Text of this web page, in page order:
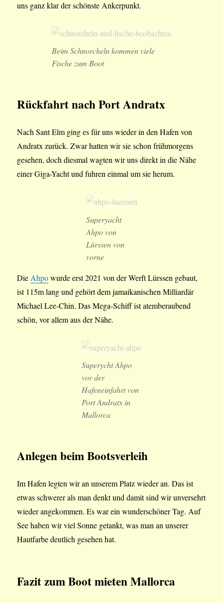
uns ganz klar der schönste Ankerpunkt.
Beim Schnorcheln kommen viele
Fische zum Boot
Rückfahrt nach Port Andratx
Nach Sant Elm ging es für uns wieder in den Hafen von
Andratx zurück. Zwar hatten wir sie schon frühmorgens
gesehen, doch diesmal wagten wir uns direkt in die Nähe
einer Giga-Yacht und fuhren einmal um sie herum.
Superyacht
Ahpo von
Lürssen von
vorne
Die Ahpowurde erst 2021 von der Werft Lürssen gebaut,
ist 115m lang und gehört dem jamaikanischen Milliardär
Michael Lee-Chin. Das Mega-Schiff ist atemberaubend
schön, vor allem aus der Nähe.
Superycht Ahpo
vor der
Hafeneinfahrt von
Port Andratx in
Mallorca
Anlegenbeim Bootsverleih
Im Hafen legten wir an unserem Platz wieder an. Das ist
etwas schwerer als man denkt und damit sind wir unversehrt
wieder angekommen. Es war ein wunderschöner Tag. Auf
See haben wir viel Sonne getankt, was man an unserer
Hautfarbe deutlich gesehen hat.
Fazitzum Boot mieten Mallorca